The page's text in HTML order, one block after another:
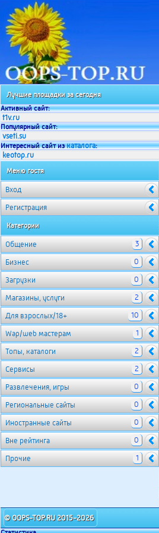
Лучшие площадки за сегодня
Активный сайт:
t1v.ru
Популярный сайт:
vseti.su
Интересный сайт изкаталога:
keotop.ru
Меню гостя
Вход
Регистрация
Категории
Общение 3
Бизнес 0
Загрузки 0
Магазины, услуги 2
Для взрослых/18+ 10
Wap/web мастерам 1
Топы, каталоги 2
Сервисы 2
Развлечения, игры 0
Региональные сайты 0
Иностранные сайты 0
Вне рейтинга 0
Прочие 1
© OOPS-TOP.RU 2015-2026